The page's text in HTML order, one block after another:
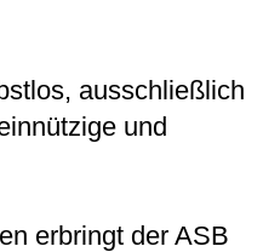
ausschließlich
und
erbringt der ASB